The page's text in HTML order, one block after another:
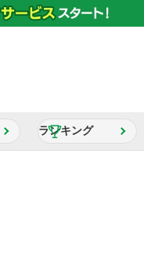
ランキング